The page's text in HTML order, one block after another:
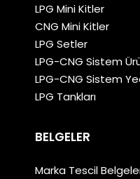
LPG Mini Kitler
CNG Mini Kitler
LPG Setler
LPG-CNG Sistem
LPG-CNG Sistem
LPG Tankları
BELGELER
Marka Tescil